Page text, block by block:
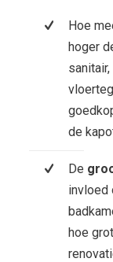
Hoe
hoger
de
De
invloed
hoe